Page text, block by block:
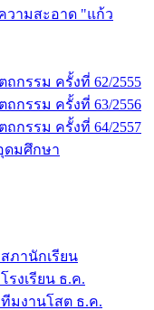
วามสะอาด "แก้ว
กรรม ครั้งที่ 62/2555
กรรม ครั้งที่ 63/2556
กรรม ครั้งที่ 64/2557
ดมศึกษา
ภานักเรียน
รงเรียน ธ.ค.
ทีมงานโสต ธ.ค.